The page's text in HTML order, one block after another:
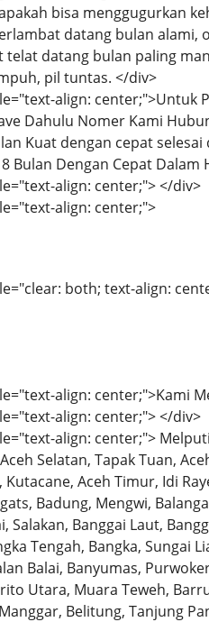
bisa menggugurkan
datang bulan alami,
telat datang bulan paling
pil tuntas. </div>
align: center;">Untuk
Dahulu Nomer Kami
Kuat dengan cepat
8 Bulan Dengan Cepat
align: center;"> </div>
align: center;">
both; text-align:
align: center;">Kami
align: center;"> </div>
align: center;">
Selatan, Tapak Tuan,
Aceh Timur, Idi
Badung, Mengwi,
Salakan, Banggai Laut,
Tengah, Bangka,
Balai, Banyumas,
Utara, Muara Teweh,
Belitung, Tanjung